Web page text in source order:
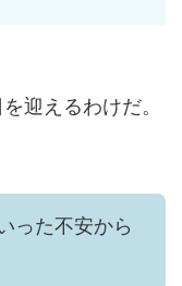
迎えるわけだ。
った不安から